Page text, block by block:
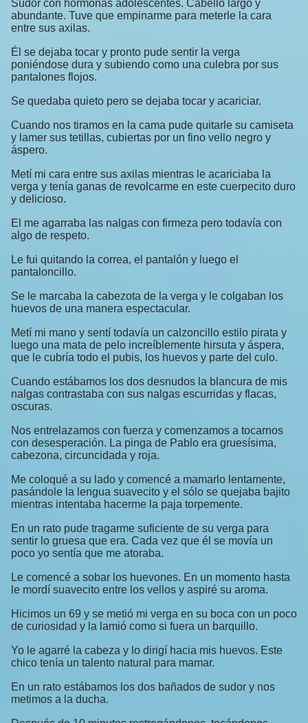
Sudor con hormonas adolescentes. Cabello largo y
abundante. Tuve que empinarme para meterle la cara
entre sus axilas.
Él se dejaba tocar y pronto pude sentir la verga
poniéndose dura y subiendo como una culebra por sus
pantalones flojos.
Se quedaba quieto pero se dejaba tocar y acariciar.
Cuando nos tiramos en la cama pude quitarle su camiseta
y lamer sus tetillas, cubiertas por un fino vello negro y
áspero.
Metí mi cara entre sus axilas mientras le acariciaba la
verga y tenía ganas de revolcarme en este cuerpecito duro
y delicioso.
El me agarraba las nalgas con firmeza pero todavía con
algo de respeto.
Le fui quitando la correa, el pantalón y luego el
pantaloncillo.
Se le marcaba la cabezota de la verga y le colgaban los
huevos de una manera espectacular.
Metí mi mano y sentí todavía un calzoncillo estilo pirata y
luego una mata de pelo increíblemente hirsuta y áspera,
que le cubría todo el pubis, los huevos y parte del culo.
Cuando estábamos los dos desnudos la blancura de mis
nalgas contrastaba con sus nalgas escurridas y flacas,
oscuras.
Nos entrelazamos con fuerza y comenzamos a tocarnos
con desesperación. La pinga de Pablo era gruesísima,
cabezona, circuncidada y roja.
Me coloqué a su lado y comencé a mamarlo lentamente,
pasándole la lengua suavecito y el sólo se quejaba bajito
mientras intentaba hacerme la paja torpemente.
En un rato pude tragarme suficiente de su verga para
sentir lo gruesa que era. Cada vez que él se movía un
poco yo sentía que me atoraba.
Le comencé a sobar los huevones. En un momento hasta
le mordí suavecito entre los vellos y aspiré su aroma.
Hicimos un 69 y se metió mi verga en su boca con un poco
de curiosidad y la lamió como si fuera un barquillo.
Yo le agarré la cabeza y lo dirigí hacia mis huevos. Este
chico tenía un talento natural para mamar.
En un rato estábamos los dos bañados de sudor y nos
metimos a la ducha.